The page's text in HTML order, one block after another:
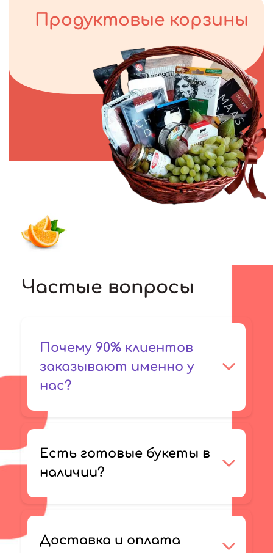
Продуктовые корзины
Частые вопросы
Почему 90% клиентов
заказывают именно у
нас?
Есть готовые букеты в
наличии?
Доставка и оплата